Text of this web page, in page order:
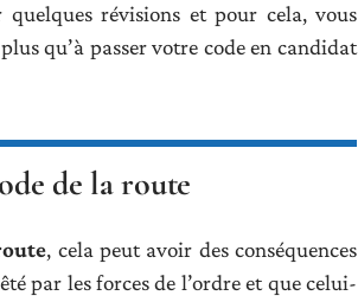
révisions et pour cela, vous
qu’à passer votre code en candidat
de la route
, cela peut avoir des conséquences
par les forces de l’ordre et que celui-